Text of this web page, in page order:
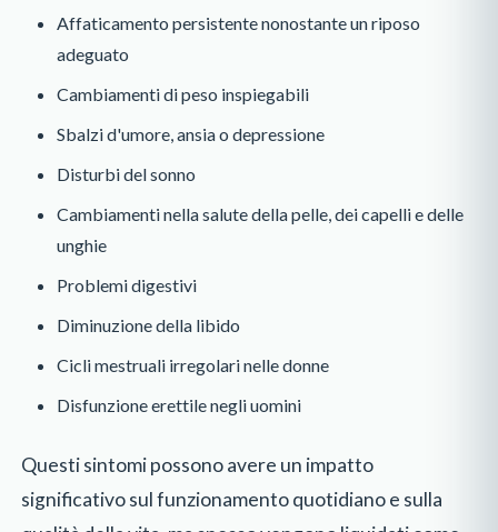
Affaticamento persistente nonostante un riposo
adeguato
Cambiamenti di peso inspiegabili
Sbalzi d'umore, ansia o depressione
Disturbi del sonno
Cambiamenti nella salute della pelle, dei capelli e delle
unghie
Problemi digestivi
Diminuzione della libido
Cicli mestruali irregolari nelle donne
Disfunzione erettile negli uomini
Questi sintomi possono avere un impatto
significativo sul funzionamento quotidiano e sulla